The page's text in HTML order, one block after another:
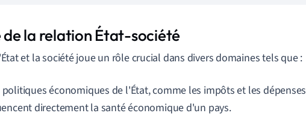
la relation État-société
et la société joue un rôle crucial dans divers domaines tels que :
économiques de l'État, comme les impôts et les dépenses
directement la santé économique d'un pays.